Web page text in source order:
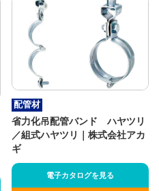
配管材
省力化吊配管バンド ハヤツリ
／組式ハヤツリ｜株式会社アカ
ギ
電子カタログを見る